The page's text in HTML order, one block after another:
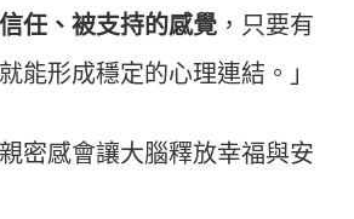
任、被支持的感覺 ，只要有
能形成穩定的心理連結。」
密感會讓大腦釋放幸福與安